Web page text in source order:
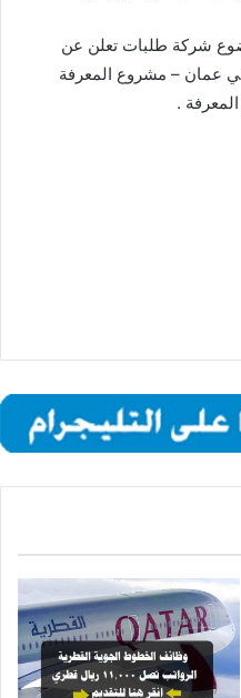
شركة طلبات تعلن عن
عمان – مشروع المعرفة
.